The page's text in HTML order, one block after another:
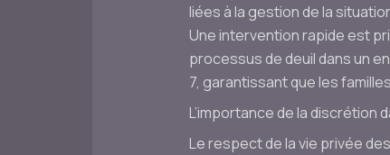
liées à la gestion de la
Une intervention rapide est
processus de deuil dans un
7, garantissant que les
L’importance de la discrétion
Le respect de la vie privée